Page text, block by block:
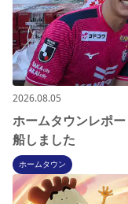
2026.08.05
ホームタウンレポ
船しました
ホームタウン